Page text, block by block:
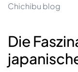
Chichibu blog
Die